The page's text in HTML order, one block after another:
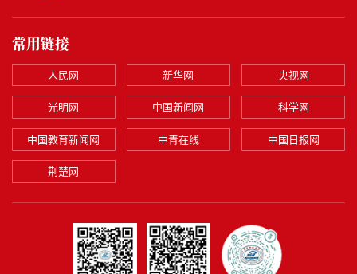
常用链接
人民网 新华网 央视网
光明网 中国新闻网 科学网
中国教育新闻网 中青在线 中国日报网
荆楚网